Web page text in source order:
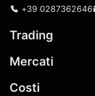
+39 0287362646
Trading
Mercati
Costi